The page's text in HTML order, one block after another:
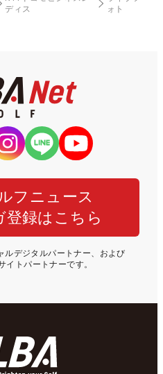
ディス
ォト
フニュース
登録はこちら
ルデジタルパートナー、および
イトパートナーです。